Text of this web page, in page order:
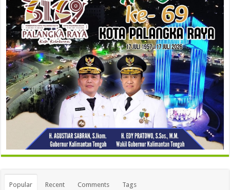
Popular Recent Comments Tags